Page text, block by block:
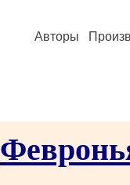
Авторы